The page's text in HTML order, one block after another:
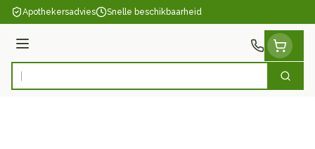
Ga naar de inhoud
Apothekersadvies Snelle beschikbaarheid
Menu
Product, merk, categorie... Zoek